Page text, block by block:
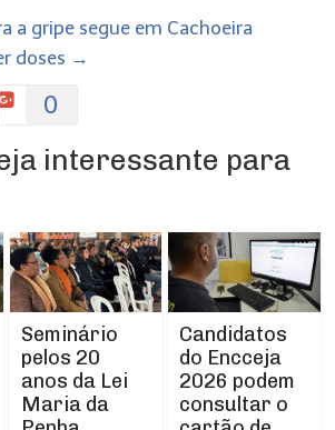
a gripe segue em Cachoeira
doses →
0
interessante para
Seminário
pelos 20
anos da Lei
Maria da
Candidatos
do Encceja
2026 podem
consultar o